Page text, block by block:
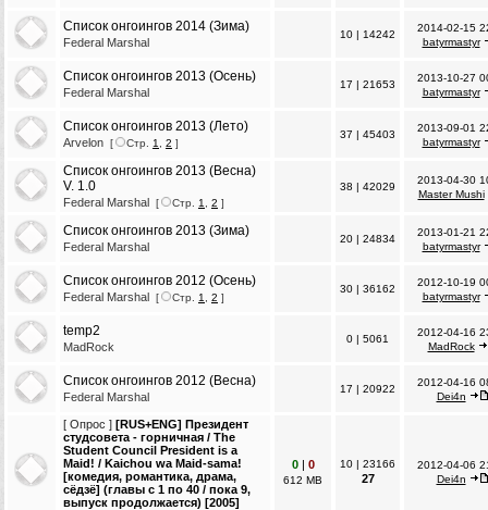
Список онгоингов 2014 (Зима)
Federal Marshal
10 | 14242
2014-02-15
batyrmastyr
Список онгоингов 2013 (Осень)
Federal Marshal
17 | 21653
2013-10-27
batyrmastyr
Список онгоингов 2013 (Лето)
Arvelon [ Стр. 1 2 ]
37 | 45403
2013-09-01
batyrmastyr
Список онгоингов 2013 (Весна)
V. 1.0
Federal Marshal [ Стр. 1 2 ]
38 | 42029
2013-04-30
Master Mushi
Список онгоингов 2013 (Зима)
Federal Marshal
20 | 24834
2013-01-21
batyrmastyr
Список онгоингов 2012 (Осень)
Federal Marshal [ Стр. 1 2 ]
30 | 36162
2012-10-19
batyrmastyr
temp2
MadRock
0 | 5061
2012-04-16
MadRock
Список онгоингов 2012 (Весна)
Federal Marshal
17 | 20922
2012-04-16
Dei4n
[ Опрос ] [RUS+ENG] Президент
студсовета - горничная / The
Student Council President is a
Maid! / Kaichou wa Maid-sama!
[комедия, романтика, драма,
сёдзё] (главы с 1 по 40 / пока 9,
выпуск продолжается) [2005]
0| 0
612 MB
10 | 23166
27
2012-04-06
Dei4n